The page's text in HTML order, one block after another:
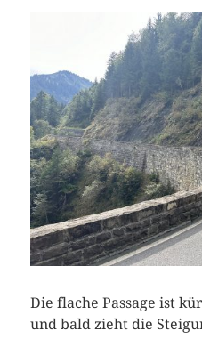
Die flache Passage ist
und bald zieht die